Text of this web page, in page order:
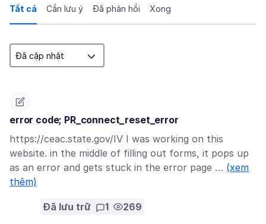
Tất cả Cần lưu ý Đã phản hồi Xong
error code; PR_connect_reset_error
https://ceac.state.gov/IV I was working on this
website. in the middle of filling out forms, it pops up
as an error and gets stuck in the error page … (xem
thêm)
Đã lưu trữ 1 269